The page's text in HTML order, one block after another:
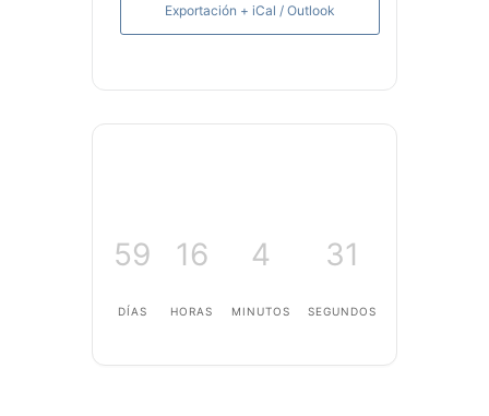
Exportación + iCal / Outlook
59
DÍAS
16
HORAS
4
MINUTOS
30
SEGUNDOS